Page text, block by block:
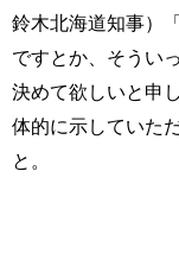
鈴木北海道知事）
ですとか、そうい
決めて欲しいと申
体的に示していた
と。